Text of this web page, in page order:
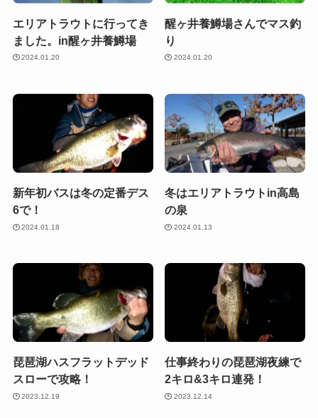
エリアトラウトに行ってき
ました。in醒ヶ井養鱒場
2024.01.20
醒ヶ井養鱒場さんでマス釣
り
2024.01.20
新年初バスは冬の定番デス
6で！
2024.01.18
冬はエリアトラウトin高島
の泉
2024.01.13
琵琶湖ハスフラットデッド
スローで攻略！
2023.12.19
仕事終わりの琵琶湖夜練で
2キロ&3キロ連発！
2023.12.14